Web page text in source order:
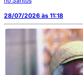
28/07/2026 às 11:18